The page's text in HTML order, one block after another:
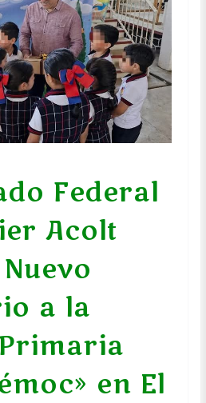
Federal
Acolt
a la
en El